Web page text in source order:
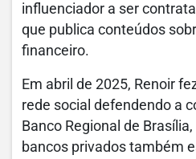
influenciador a ser
que publica conteúdos
financeiro.
Em abril de 2025, Renoir
rede social defendendo a
Banco Regional de
bancos privados também